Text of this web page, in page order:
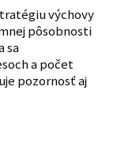
výchovy
pôsobnosti
sa
a počet
pozornosť aj